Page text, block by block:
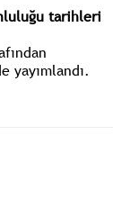
tarihleri
yayımlandı.